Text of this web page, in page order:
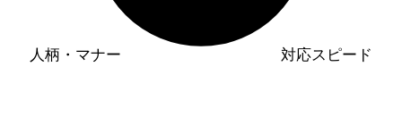
対応スピード
人柄・マナー